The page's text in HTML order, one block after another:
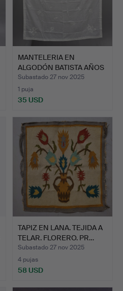
MANTELERIA EN
ALGODÓN BATISTA AÑOS
30 CON …
Subastado 27 nov 2025
1 puja
35 USD
TAPIZ EN LANA. TEJIDA A
TELAR. FLORERO. PR…
Subastado 27 nov 2025
4 pujas
58 USD